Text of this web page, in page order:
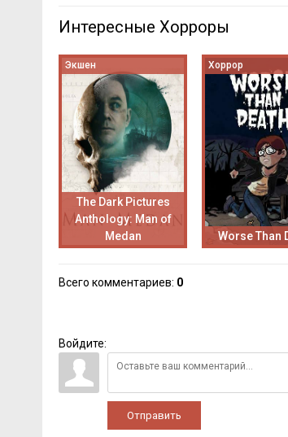
Интересные Хорроры
Экшен
The Dark Pictures
Anthology: Man of
Medan
Хоррор
Worse Than
Всего комментариев: 0
Войдите:
Отправить